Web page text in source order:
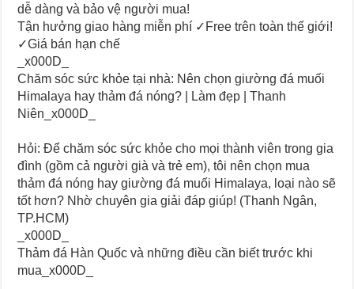
dễ dàng và bảo vệ người mua!
Tận hưởng giao hàng miễn phí ✓Free trên toàn thế giới!
✓Giá bán hạn chế
_x000D_
Chăm sóc sức khỏe tại nhà: Nên chọn giường đá muối
Himalaya hay thảm đá nóng? | Làm đẹp | Thanh
Niên_x000D_
Hỏi: Để chăm sóc sức khỏe cho mọi thành viên trong gia
đình (gồm cả người già và trẻ em), tôi nên chọn mua
thảm đá nóng hay giường đá muối Himalaya, loại nào sẽ
tốt hơn? Nhờ chuyên gia giải đáp giúp! (Thanh Ngân,
TP.HCM)
_x000D_
Thảm đá Hàn Quốc và những điều cần biết trước khi
mua_x000D_